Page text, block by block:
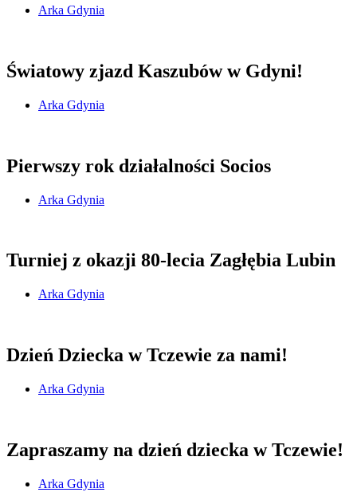
Arka Gdynia
Światowy zjazd Kaszubów w Gdyni!
Arka Gdynia
Pierwszy rok działalności Socios
Arka Gdynia
Turniej z okazji 80-lecia Zagłębia Lubin
Arka Gdynia
Dzień Dziecka w Tczewie za nami!
Arka Gdynia
Zapraszamy na dzień dziecka w Tczewie!
Arka Gdynia